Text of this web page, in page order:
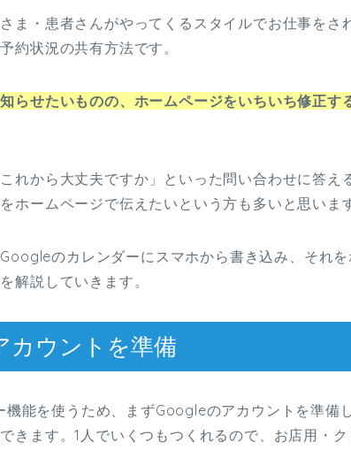
ま・患者さんがやってくるスタイルでお仕事をさ
約状況の共有方法です。
らせたいものの、ホームページをいちいち修正す
れから大丈夫ですか」といった問い合わせに答え
ホームページで伝えたいという方も多いと思いま
のカレンダーにスマホから書き込み、それ
解説していきます。
ウントを準備
能を使うため、まずGoogleのアカウントを準備し
きます。1人でいくつもつくれるので、お店用・ク